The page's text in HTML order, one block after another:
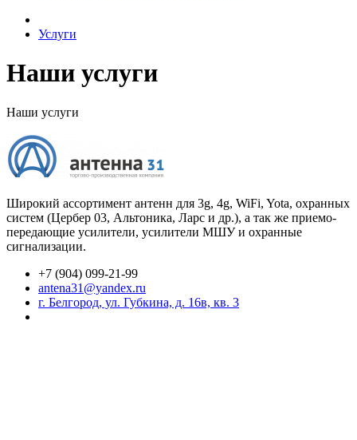
Услуги
Наши услуги
Наши услуги
Широкий ассортимент антенн для 3g, 4g, WiFi, Yota, охранных
систем (Цербер 03, Альтоника, Ларс и др.), а так же приемо-
передающие усилители, усилители МШУ и охранные
сигнализации.
+7 (904) 099-21-99
antena31@yandex.ru
г. Белгород, ул. Губкина, д. 16в, кв. 3